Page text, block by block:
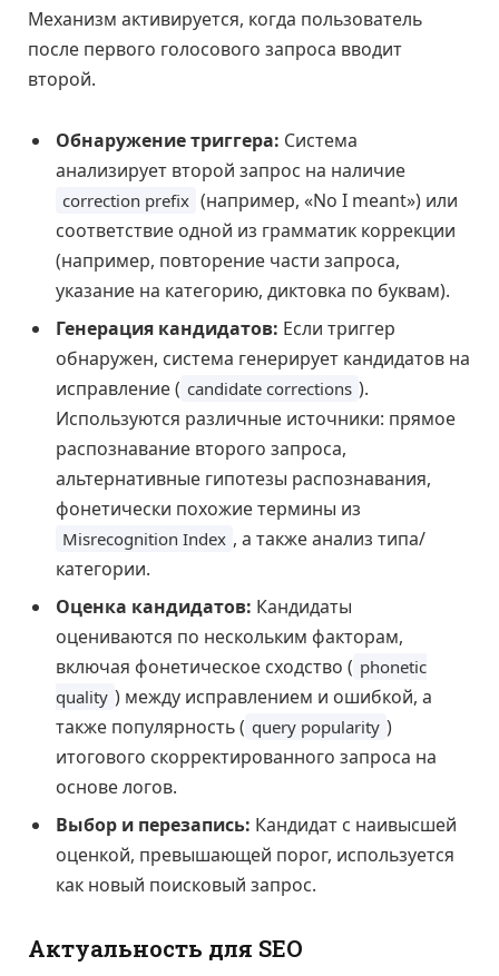
Механизм активируется, когда пользователь
после первого голосового запроса вводит
второй.
Обнаружение триггера: Система
анализирует второй запрос на наличие
correction prefix (например, «No I meant») или
соответствие одной из грамматик коррекции
(например, повторение части запроса,
указание на категорию, диктовка по буквам).
Генерация кандидатов: Если триггер
обнаружен, система генерирует кандидатов на
исправление ( candidate corrections ).
Используются различные источники: прямое
распознавание второго запроса,
альтернативные гипотезы распознавания,
фонетически похожие термины из
Misrecognition Index , а также анализ типа/
категории.
Оценка кандидатов: Кандидаты
оцениваются по нескольким факторам,
включая фонетическое сходство ( phonetic
quality ) между исправлением и ошибкой, а
также популярность ( query popularity )
итогового скорректированного запроса на
основе логов.
Выбор и перезапись: Кандидат с наивысшей
оценкой, превышающей порог, используется
как новый поисковый запрос.
Актуальность для SEO